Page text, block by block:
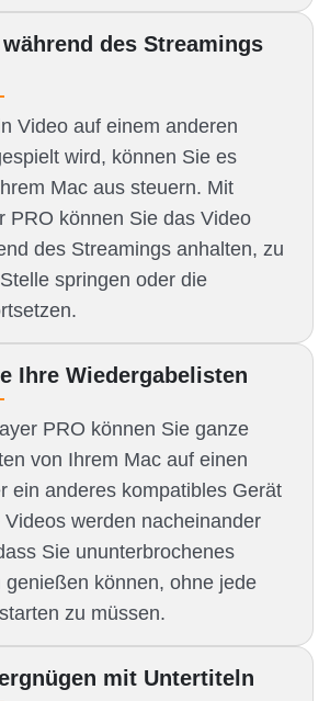
des Streamings
Video auf einem anderen
wird, können Sie es
Mac aus steuern. Mit
PRO können Sie das Video
des Streamings anhalten, zu
springen oder die
Ihre Wiedergabelisten
PRO können Sie ganze
von Ihrem Mac auf einen
ein anderes kompatibles Gerät
werden nacheinander
Sie ununterbrochenes
genießen können, ohne jede
zu müssen.
mit Untertiteln